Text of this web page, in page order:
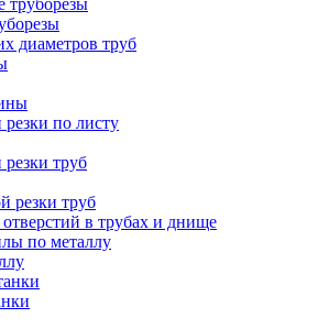
труборезы
диаметров труб
по листу
труб
резки труб
в трубах и днище
по металлу